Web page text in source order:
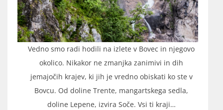
Vedno smo radi hodili na izlete v Bovec in njegovo
okolico. Nikakor ne zmanjka zanimivi in dih
jemajočih krajev, ki jih je vredno obiskati ko ste v
Bovcu. Od doline Trente, mangartskega sedla,
doline Lepene, izvira Soče. Vsi ti kraji…